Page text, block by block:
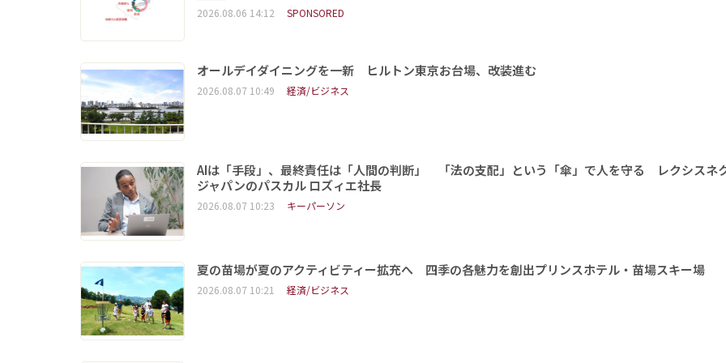
2026.08.06 14:12 SPONSORED
オールデイダイニングを一新 ヒルトン東京お台場、改装進む
2026.08.07 10:49 経済/ビジネス
AIは「手段」、最終責任は「人間の判断」 「法の支配」という「傘」で人を守る レクシスネ
ジャパンのパスカル ロズィエ社長
2026.08.07 10:23 キーパーソン
夏の苗場が夏のアクティビティー拡充へ 四季の各魅力を創出プリンスホテル・苗場スキー場
2026.08.07 10:21 経済/ビジネス